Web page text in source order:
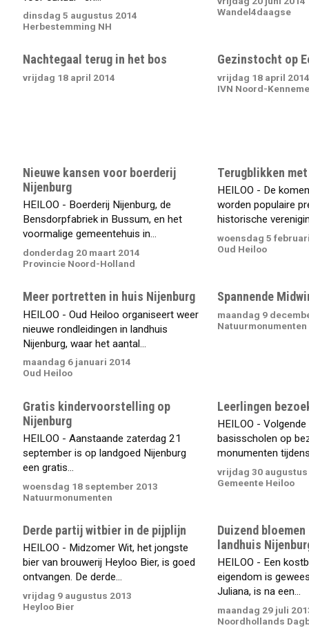
dinsdag 5 augustus 2014
Herbestemming NH
Wandel4daagse
Nachtegaal terug in het bos
vrijdag 18 april 2014
Gezinstocht op
vrijdag 18 april 2014
IVN Noord-
Nieuwe kansen voor boerderij
Nijenburg
HEILOO - Boerderij Nijenburg, de
Bensdorpfabriek in Bussum, en het
voormalige gemeentehuis in...
donderdag 20 maart 2014
Provincie Noord-Holland
Terugblikken
HEILOO - De
worden populaire
historische
woensdag 5
Oud Heiloo
Meer portretten in huis Nijenburg
HEILOO - Oud Heiloo organiseert weer
nieuwe rondleidingen in landhuis
Nijenburg, waar het aantal...
maandag 6 januari 2014
Oud Heiloo
Spannende
maandag 9
Natuurmonumenten
Gratis kindervoorstelling op
Nijenburg
HEILOO - Aanstaande zaterdag 21
september is op landgoed Nijenburg
een gratis...
woensdag 18 september 2013
Natuurmonumenten
Leerlingen
HEILOO -
basisscholen op
monumenten
vrijdag 30 augustus
Gemeente Heiloo
Derde partij witbier in de pijplijn
HEILOO - Midzomer Wit, het jongste
bier van brouwerij Heyloo Bier, is goed
ontvangen. De derde...
vrijdag 9 augustus 2013
Heyloo Bier
Duizend
landhuis
HEILOO - Een
eigendom is
Juliana, is na een...
maandag 29 juli
Noordhollands